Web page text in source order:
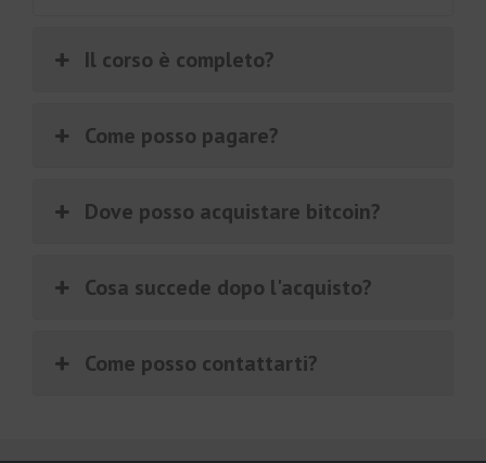
Il corso è completo?
Come posso pagare?
Dove posso acquistare bitcoin?
Cosa succede dopo l'acquisto?
Come posso contattarti?
€69.00